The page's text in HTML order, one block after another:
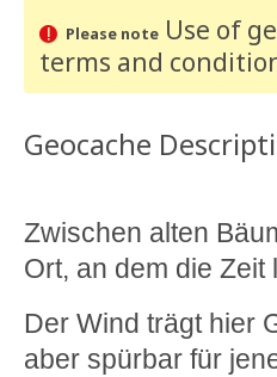
Please noteUse of
terms and
Geocache
Zwischen alten
Ort, an dem die
Der Wind trägt hier
aber spürbar für